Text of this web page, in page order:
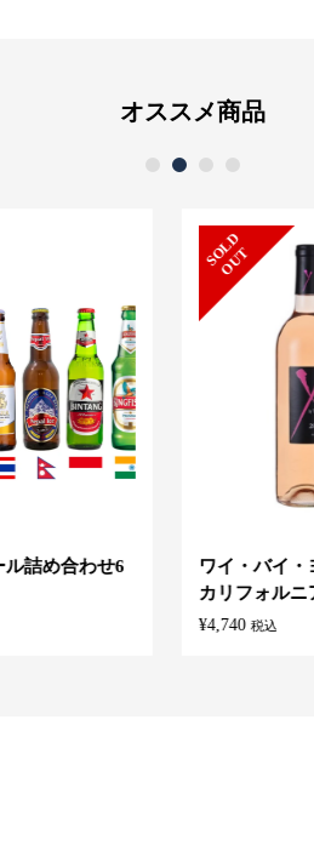
オススメ商品
ワイ・バイ・ヨシキ ロゼ
カリフォルニア 2023
1 2 3 4